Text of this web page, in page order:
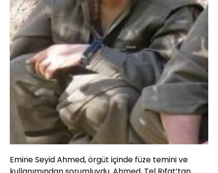
Emine Seyid Ahmed, örgüt içinde füze temini ve